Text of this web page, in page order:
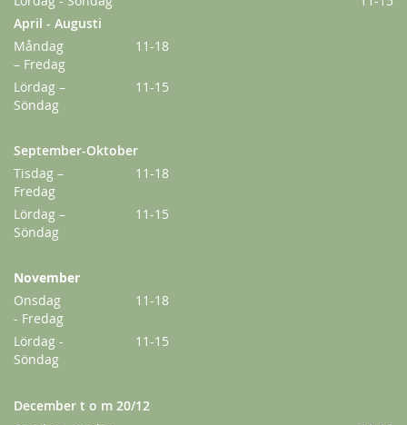
Louise Bugnet
Från159,00 kr
April - Augusti
Måndag
– Fredag
11-18
Lördag –
Söndag
11-15
September-Oktober
Tisdag –
Fredag
11-18
Lördag –
Söndag
11-15
November
Onsdag
- Fredag
11-18
Lördag -
Söndag
11-15
December t o m 20/12